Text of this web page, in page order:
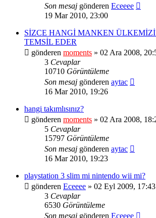
Son mesaj gönderen Eceeee
19 Mar 2010, 23:00
SİZCE HANGİ MANKEN
TEMSİL EDER
gönderen moments » 02 Ara 2008,
3 Cevaplar
10710 Görüntüleme
Son mesaj gönderen aytac
16 Mar 2010, 19:26
hangi takımlısınız?
gönderen moments » 02 Ara 2008,
5 Cevaplar
15797 Görüntüleme
Son mesaj gönderen aytac
16 Mar 2010, 19:23
playstation 3 slim mi nintendo wii mi?
gönderen Eceeee » 02 Eyl 2009, 17:43
3 Cevaplar
6530 Görüntüleme
Son mesaj gönderen Eceeee